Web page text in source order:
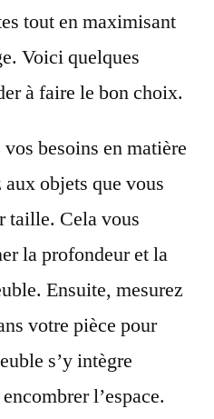
tout en maximisant
Voici quelques
à faire le bon choix.
besoins en matière
aux objets que vous
taille. Cela vous
la profondeur et la
Ensuite, mesurez
votre pièce pour
s’y intègre
l’espace.